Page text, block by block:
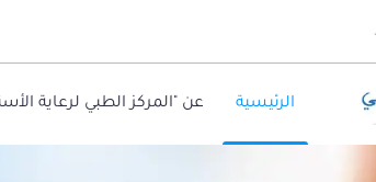
الرئيسية عن "المركز الطبي لرعاية